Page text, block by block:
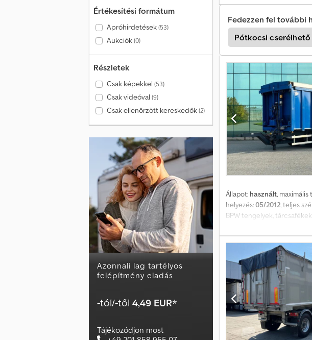
Értékesítési formátum
Apróhirdetések(53)
Aukciók(0)
Részletek
Csak képekkel (53)
Csak videóval (9)
Csak ellenőrzött kereskedők(2)
Azonnali lag tartélyos
felépítmény eladás
-tól/-től 4,49 EUR*
Tájékozódjon most
oldalsó védelem,
9t BPW tengely, dobfékek!
változtatás, előzetes
Fedezzen fel további
Pótkocsi
Feldbinder Félpótkocsis Teherautó
Állapot: használt,
helyezés:05/2012, teljes
BPW tengelyek,
Alváz: acél Alvázgyártó:
Futásteljesítmény: 72 000
Rakodótérfogat: kb. 38
Felfüggesztés: légrugós
Gumiabroncs méret: 265/
profil: 40%, jobb külső
EBS - Smartboard - BPW
Hidraulikus alumínium
Gumiabroncs méret | első
tengelyterhelés | első
Mintamélység bal/jobb |